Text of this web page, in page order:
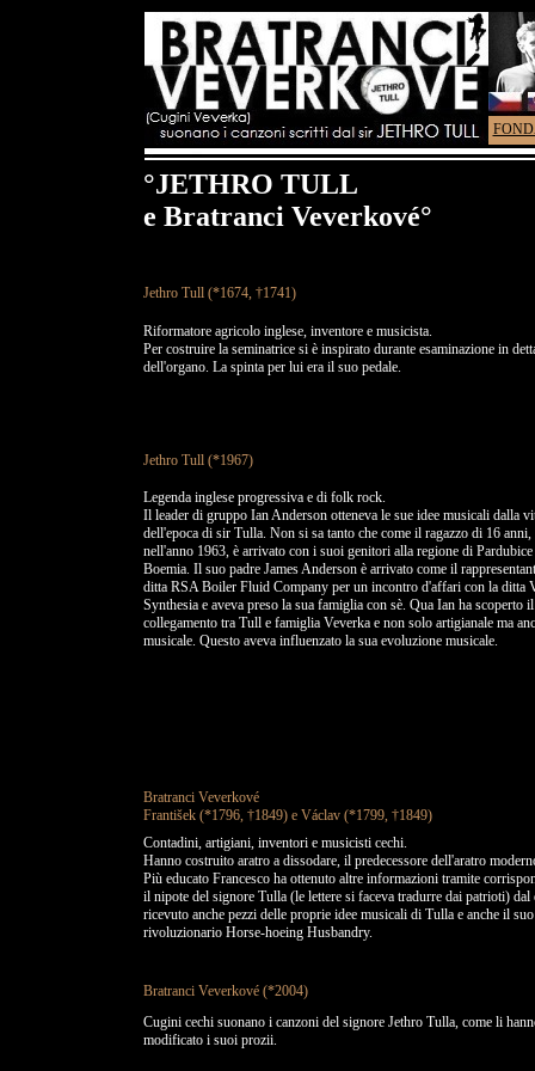
°JETHRO TULL
e Bratranci Veverkové°
Jethro Tull (*1674, †1741)
Riformatore agricolo inglese, inventore e musicista.
Per costruire la seminatrice si è inspirato durante esaminazione in
dell'organo. La spinta per lui era il suo pedale.
Jethro Tull (*1967)
Legenda inglese progressiva e di folk rock.
Il leader di gruppo Ian Anderson otteneva le sue idee musicali dalla
dell'epoca di sir Tulla. Non si sa tanto che come il ragazzo di 16 anni,
nell'anno 1963, è arrivato con i suoi genitori alla regione di
Boemia. Il suo padre James Anderson è arrivato come il
ditta RSA Boiler Fluid Company per un incontro d'affari con la ditta
Synthesia e aveva preso la sua famiglia con sè. Qua Ian ha scoperto il
collegamento tra Tull e famiglia Veverka e non solo artigianale ma
musicale. Questo aveva influenzato la sua evoluzione musicale.
Bratranci Veverkové
František (*1796, †1849) e Václav (*1799, †1849)
Contadini, artigiani, inventori e musicisti cechi.
Hanno costruito aratro a dissodare, il predecessore dell'aratro
Più educato Francesco ha ottenuto altre informazioni tramite
il nipote del signore Tulla (le lettere si faceva tradurre dai patrioti) dal
ricevuto anche pezzi delle proprie idee musicali di Tulla e anche il
rivoluzionario Horse-hoeing Husbandry.
Bratranci Veverkové (*2004)
Cugini cechi suonano i canzoni del signore Jethro Tulla, come li
modificato i suoi prozii.